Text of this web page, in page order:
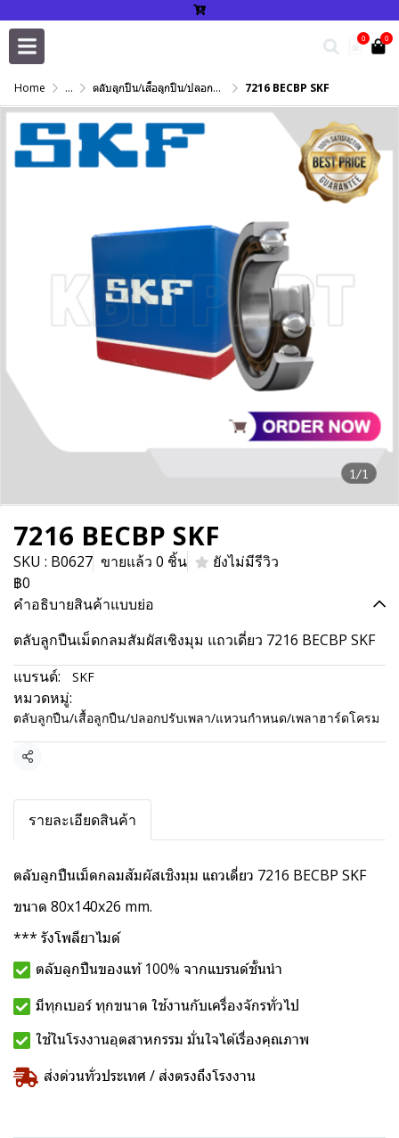
0 0
Home ... ตลับลูกปืน/เสื้อลูกปืน/ปลอกปรับเพลา/แหวนกำหนด/เพลาฮาร์ดโครม 7216 BECBP SKF
1/1
7216 BECBP SKF
SKU : B0627 ขายแล้ว 0 ชิ้น
ยังไม่มีรีวิว
฿0
คำอธิบายสินค้าแบบย่อ
ตลับลูกปืนเม็ดกลมสัมผัสเชิงมุม แถวเดี่ยว 7216 BECBP SKF
แบรนด์:
SKF
หมวดหมู่:
ตลับลูกปืน/เสื้อลูกปืน/ปลอกปรับเพลา/แหวนกำหนด/เพลาฮาร์ดโครม
แชร์
รายละเอียดสินค้า
ตลับลูกปืนเม็ดกลมสัมผัสเชิงมุม แถวเดี่ยว 7216 BECBP SKF
ขนาด 80x140x26 mm.
*** รังโพลียาไมด์
ตลับลูกปืนของแท้ 100% จากแบรนด์ชั้นนำ
มีทุกเบอร์ ทุกขนาด ใช้งานกับเครื่องจักรทั่วไป
ใช้ในโรงงานอุตสาหกรรม มั่นใจได้เรื่องคุณภาพ
ส่งด่วนทั่วประเทศ / ส่งตรงถึงโรงงาน